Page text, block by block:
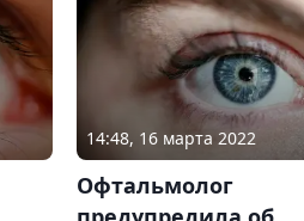
14:48, 16 марта 2022
Офтальмолог